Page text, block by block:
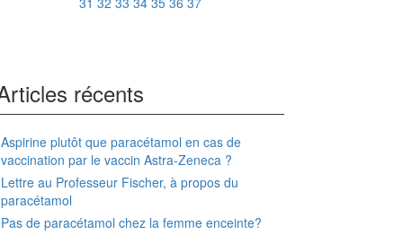
récents
Aspirine plutôt que paracétamol en cas de
vaccination par le vaccin Astra-Zeneca ?
Lettre au Professeur Fischer, à propos du
paracétamol
Pas de paracétamol chez la femme enceinte?